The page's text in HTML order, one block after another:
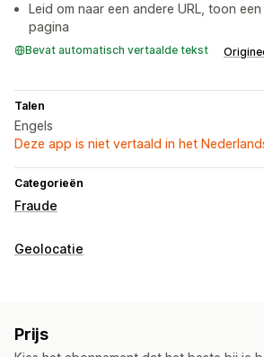
Leid om naar een andere URL, toon
pagina
Bevat automatisch vertaalde tekst
Talen
Engels
Deze app is niet vertaald in het
Categorieën
Fraude
Fraudetypen
Blocklists
Contentbescherming
Bot-detectie
Geolocatie
Omleidingen
Prijs